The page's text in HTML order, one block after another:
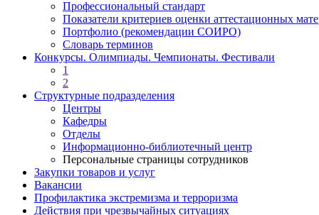
Профессиональный стандарт
Показатели критериев оценки аттестационных
Портфолио (рекомендации СОИРО)
Словарь терминов
Конкурсы. Олимпиады. Чемпионаты. Фестивали
1
2
Структурные подразделения
Центры
Кафедры
Отделы
Информационно-библиотечный центр
Персональные страницы сотрудников
Закупки товаров и услуг
Вакансии
Профилактика экстремизма и терроризма
Действия при чрезвычайных ситуациях